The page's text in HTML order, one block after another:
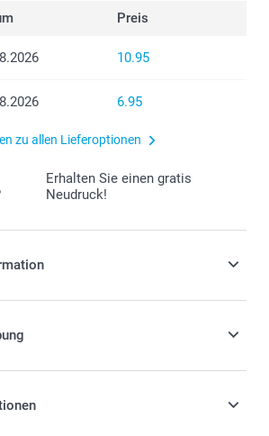
Preis
10.95
6.95
zu allen Lieferoptionen
Erhalten Sie einen gratis
Neudruck!
sich in Schweizer Franken (CHF) inkl.